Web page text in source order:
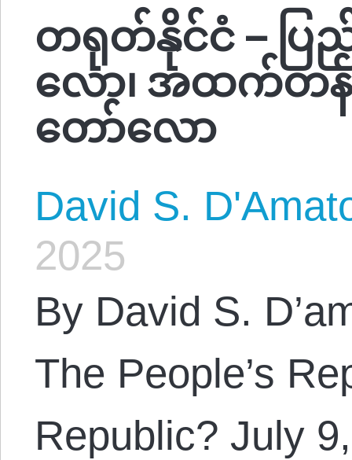
တရုတ်နိုင်ငံ – ပ
လော၊ အထက်တ
တော်လော
David S.
2025
By David S.
The People’s
Republic? July